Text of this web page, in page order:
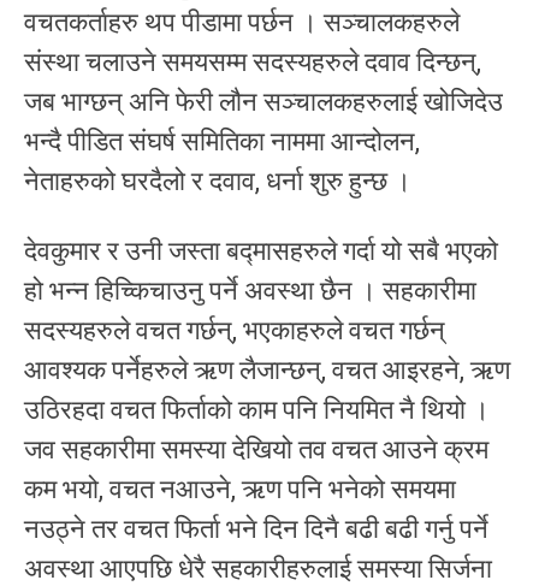
वचतकर्ताहरु थप पीडामा पर्छन । सञ्चालकहरुले
संस्था चलाउने समयसम्म सदस्यहरुले दवाव दिन्छन्,
जब भाग्छन् अनि फेरी लौन सञ्चालकहरुलाई खोजिदेउ
भन्दै पीडित संघर्ष समितिका नाममा आन्दोलन,
नेताहरुको घरदैलो र दवाव, धर्ना शुरु हुन्छ ।
देवकुमार र उनी जस्ता बद्मासहरुले गर्दा यो सबै भएको
हो भन्न हिच्किचाउनु पर्ने अवस्था छैन । सहकारीमा
सदस्यहरुले वचत गर्छन्, भएकाहरुले वचत गर्छन्
आवश्यक पर्नेहरुले ऋण लैजान्छन्, वचत आइरहने, ऋण
उठिरहदा वचत फिर्ताको काम पनि नियमित नै थियो ।
जव सहकारीमा समस्या देखियो तव वचत आउने क्रम
कम भयो, वचत नआउने, ऋण पनि भनेको समयमा
नउठ्ने तर वचत फिर्ता भने दिन दिनै बढी बढी गर्नु पर्ने
अवस्था आएपछि धेरै सहकारीहरुलाई समस्या सिर्जना